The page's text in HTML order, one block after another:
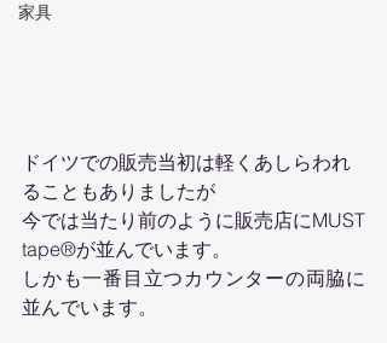
家具
ドイツでの販売当初は軽くあしらわれ
ることもありましたが
今では当たり前のように販売店にMUST
tape®が並んでいます。
しかも一番目立つカウンターの両脇に
並んでいます。